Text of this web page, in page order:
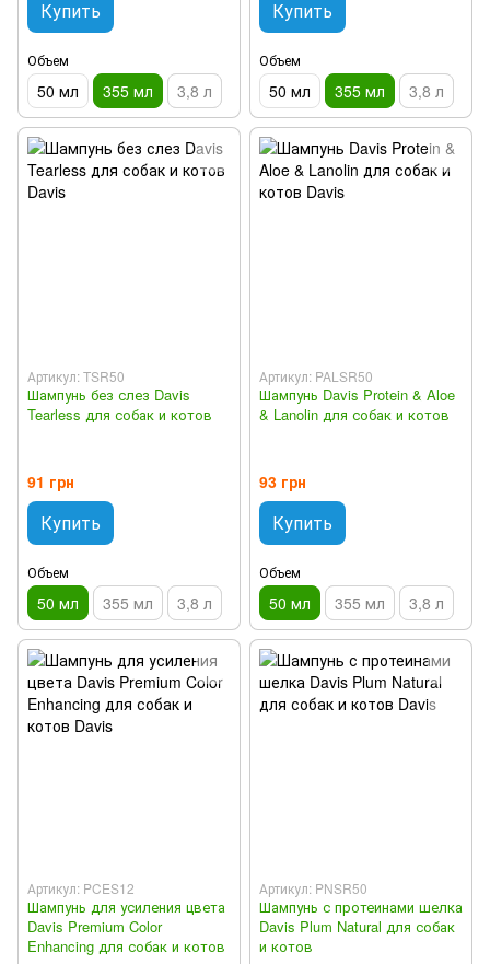
Купить
Объем
50 мл 355 мл 3,8 л
Купить
Объем
50 мл 355 мл 3,8 л
Артикул: TSR50
Шампунь без слез Davis
Tearless для собак и котов
91 грн
Купить
Объем
50 мл 355 мл 3,8 л
Артикул: PALSR50
Шампунь Davis Protein & Aloe
& Lanolin для собак и котов
93 грн
Купить
Объем
50 мл 355 мл 3,8 л
Артикул: PCES12
Шампунь для усиления цвета
Davis Premium Color
Enhancing для собак и котов
Артикул: PNSR50
Шампунь с протеинами шелка
Davis Plum Natural для собак
и котов